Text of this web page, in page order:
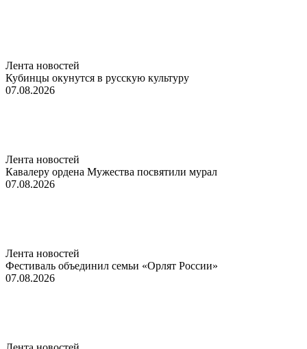
Лента новостей
Кубинцы окунутся в русскую культуру
07.08.2026
Лента новостей
Кавалеру ордена Мужества посвятили мурал
07.08.2026
Лента новостей
Фестиваль объединил семьи «Орлят России»
07.08.2026